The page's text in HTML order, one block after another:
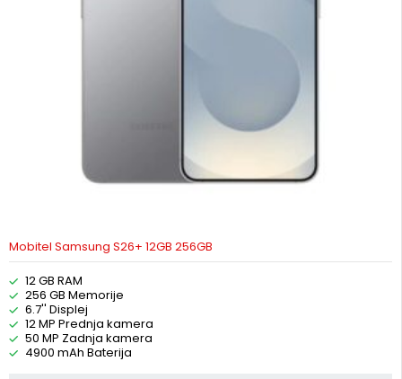
Mobitel Samsung S26+ 12GB 256GB
12 GB RAM
256 GB Memorije
6.7'' Displej
12 MP Prednja kamera
50 MP Zadnja kamera
4900 mAh Baterija